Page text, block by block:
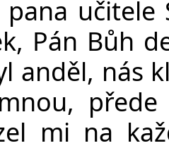
učitele
Pán Bůh
anděl, nás
mi na